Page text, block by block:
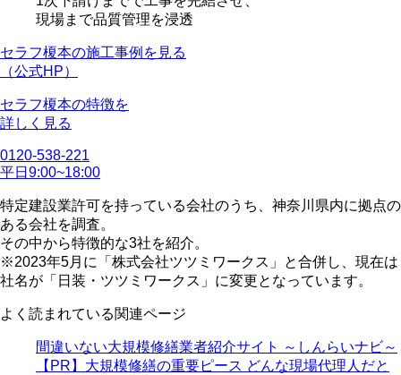
現場まで品質管理を浸透
セラフ榎本の施工事例を見る
（公式HP）
セラフ榎本の特徴を
詳しく見る
0120-538-221
平日9:00~18:00
特定建設業許可を持っている会社のうち、神奈川県内に拠点の
ある会社を調査。
その中から特徴的な3社を紹介。
※2023年5月に「株式会社ツツミワークス」と合併し、現在は
社名が「日装・ツツミワークス」に変更となっています。
よく読まれている関連ページ
間違いない大規模修繕業者紹介サイト ～しんらいナビ～
【PR】大規模修繕の重要ピース どんな現場代理人だと